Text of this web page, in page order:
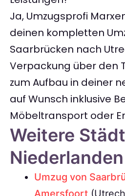
Ja, Umzugsprofi
deinen kompletten
Saarbrücken nach
Verpackung über den
zum Aufbau in deiner
auf Wunsch inklusive
Möbeltransport oder
Weitere
Niederlanden
Umzug von